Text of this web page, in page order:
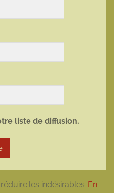
liste de diffusion.
les indésirables. En